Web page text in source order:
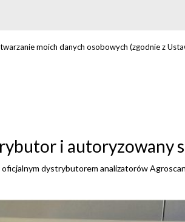
moich danych osobowych (zgodnie z
i autoryzowany
dystrybutorem analizatorów